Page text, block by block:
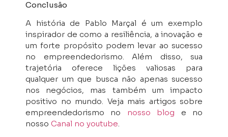
Conclusão
A história de Pablo Marçal é um exemplo
inspirador de como a resiliência, a inovação e
um forte propósito podem levar ao sucesso
no empreendedorismo. Além disso, sua
trajetória oferece lições valiosas para
qualquer um que busca não apenas sucesso
nos negócios, mas também um impacto
positivo no mundo. Veja mais artigos sobre
empreendedorismo no nosso blog e no
nosso Canal no youtube.